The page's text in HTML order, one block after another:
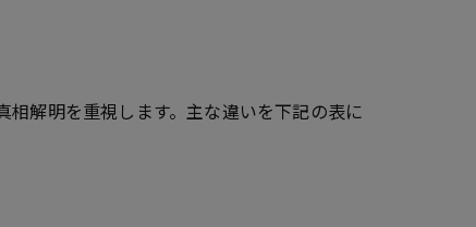
解明を重視します。主な違いを下記の表に